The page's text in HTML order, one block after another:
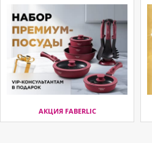
АКЦИЯ FABERLIC